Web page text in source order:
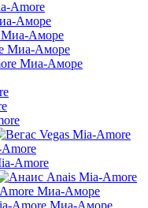
Аморе
Миа-Аморе
Миа-Аморе